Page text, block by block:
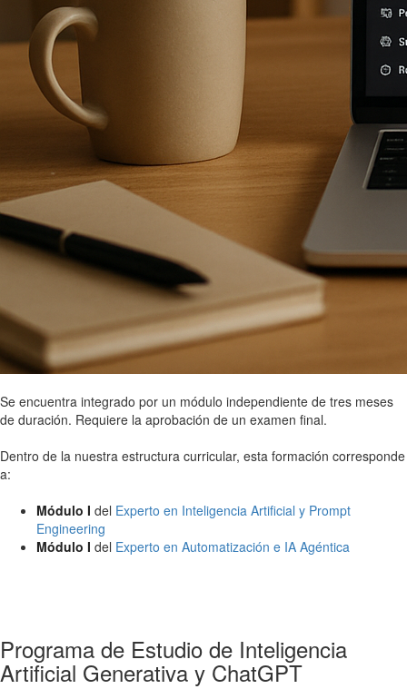
Se encuentra integrado por un módulo independiente de tres meses
de duración. Requiere la aprobación de un examen final.
Dentro de la nuestra estructura curricular, esta formación corresponde
a:
Módulo I del Experto en Inteligencia Artificial y Prompt
Engineering
Módulo I del Experto en Automatización e IA Agéntica
Programa de Estudio de Inteligencia
Artificial Generativa y ChatGPT